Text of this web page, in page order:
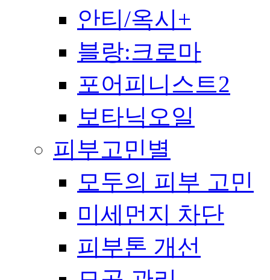
안티/옥시+
블랑:크로마
포어피니스트2
보타닉오일
피부고민별
모두의 피부 고민
미세먼지 차단
피부톤 개선